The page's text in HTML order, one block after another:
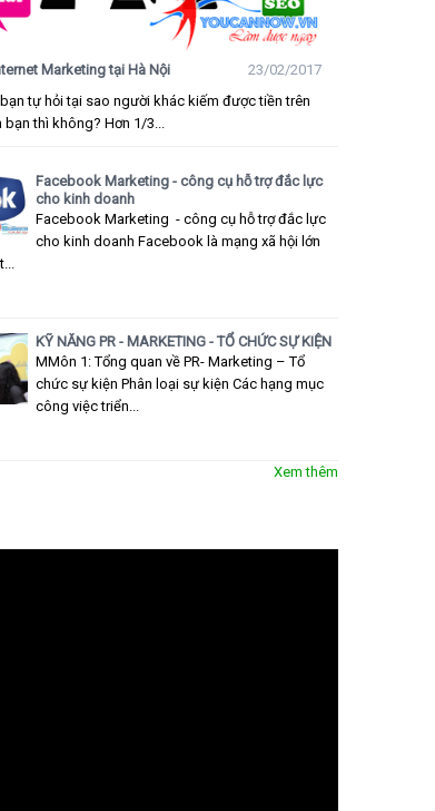
Marketing tại Hà Nội
23/02/2017
tự hỏi tại sao người khác kiếm được tiền trên
thì không? Hơn 1/3...
Facebook Marketing - công cụ hỗ trợ đắc lực
cho kinh doanh
Facebook Marketing - công cụ hỗ trợ đắc lực
cho kinh doanh Facebook là mạng xã hội lớn
KỸ NĂNG PR - MARKETING - TỔ CHỨC SỰ KIỆN
MMôn 1: Tổng quan về PR- Marketing – Tổ
chức sự kiện Phân loại sự kiện Các hạng mục
công việc triển...
Xem thêm